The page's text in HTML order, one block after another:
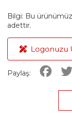
Bilgi: Bu
adettir.
Logonuzu
Paylaş: